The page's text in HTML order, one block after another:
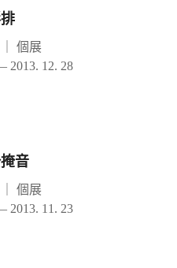
個展
2013. 12. 28
音
個展
2013. 11. 23